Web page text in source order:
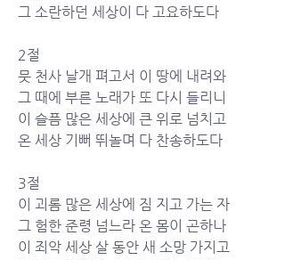
2절
뭇 천사 날개 펴고서 이 땅에 내려와
그 때에 부른 노래가 또 다시 들리니
이 슬픔 많은 세상에 큰 위로 넘치고
3절
이 괴롬 많은 세상에 짐 지고 가는 자
그 험한 준령 넘느라 온 몸이 곤하나
이 죄악 세상 살 동안 새 소망 가지고